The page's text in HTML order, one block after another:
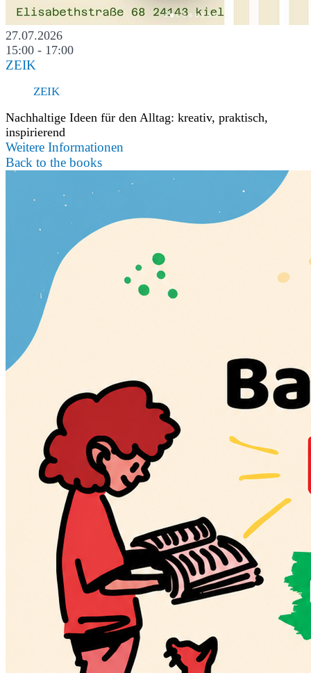
27.07.2026
15:00 - 17:00
ZEIK
ZEIK
Nachhaltige Ideen für den Alltag: kreativ, praktisch,
inspirierend
Weitere Informationen
Back to the books